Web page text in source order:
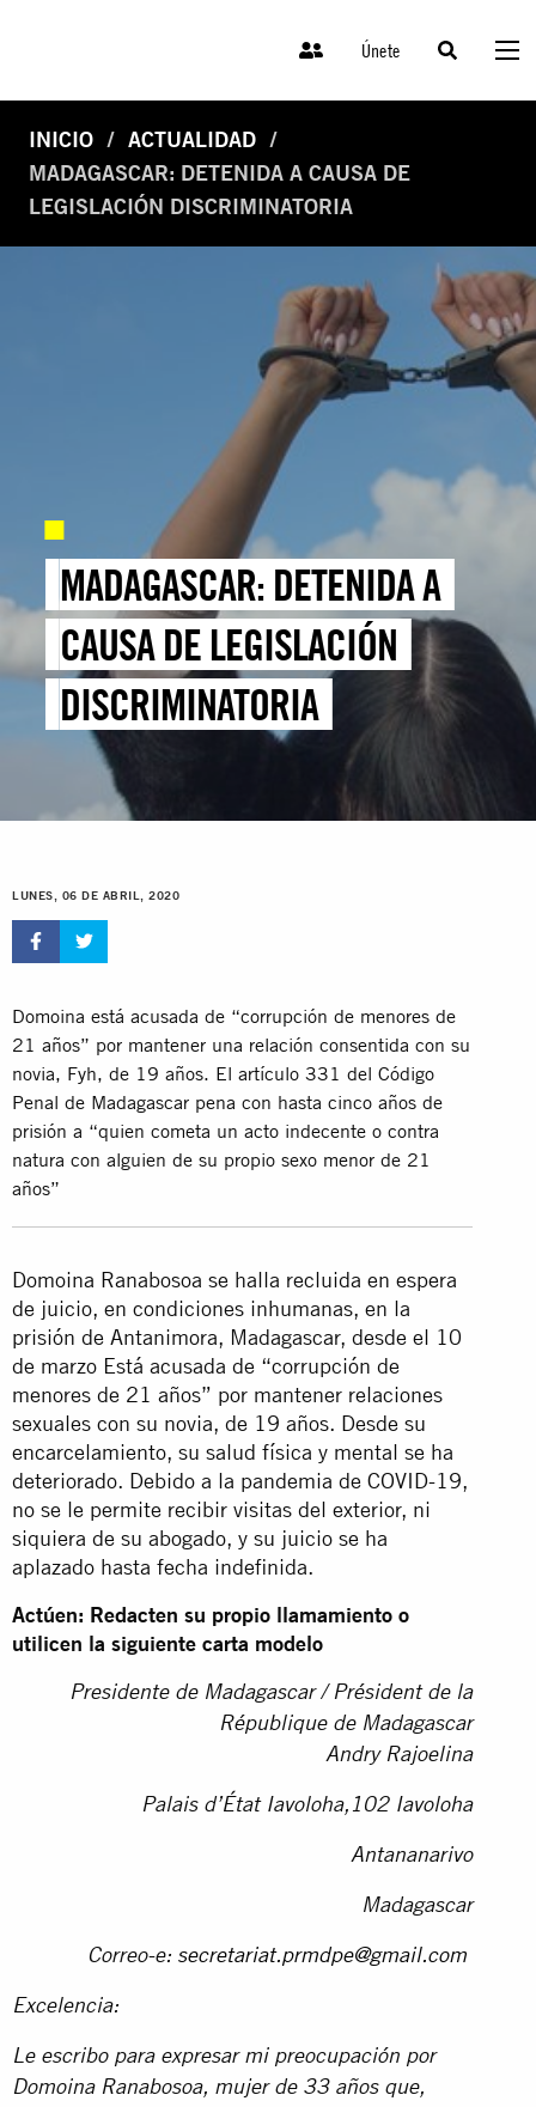
Únete
INICIO
ACTUALIDAD
MADAGASCAR: DETENIDA A CAUSA DE
LEGISLACIÓN DISCRIMINATORIA
MADAGASCAR: DETENIDA A
CAUSA DE LEGISLACIÓN
DISCRIMINATORIA
LUNES, 06 DE ABRIL, 2020
Domoina está acusada de “corrupción de menores de
21 años” por mantener una relación consentida con su
novia, Fyh, de 19 años. El artículo 331 del Código
Penal de Madagascar pena con hasta cinco años de
prisión a “quien cometa un acto indecente o contra
natura con alguien de su propio sexo menor de 21
años”
Domoina Ranabosoa se halla recluida en espera
de juicio, en condiciones inhumanas, en la
prisión de Antanimora, Madagascar, desde el 10
de marzo Está acusada de “corrupción de
menores de 21 años” por mantener relaciones
sexuales con su novia, de 19 años. Desde su
encarcelamiento, su salud física y mental se ha
deteriorado. Debido a la pandemia de COVID-19,
no se le permite recibir visitas del exterior, ni
siquiera de su abogado, y su juicio se ha
aplazado hasta fecha indefinida.
Actúen: Redacten su propio llamamiento o
utilicen la siguiente carta modelo
Presidente de Madagascar / Président de la
République de Madagascar
Andry Rajoelina
Palais d’État Iavoloha,102 Iavoloha
Antananarivo
Madagascar
Correo-e: secretariat.prmdpe@gmail.com
Excelencia:
Le escribo para expresar mi preocupación por
Domoina Ranabosoa, mujer de 33 años que,